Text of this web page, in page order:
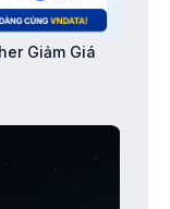
Giảm Giá